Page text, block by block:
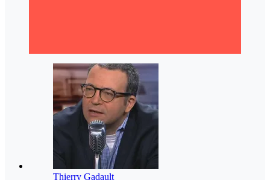
Thierry Gadault